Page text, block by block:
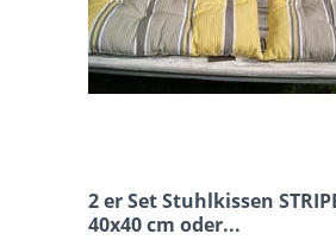
2 er Set Stuhlkissen
40x40 cm oder...